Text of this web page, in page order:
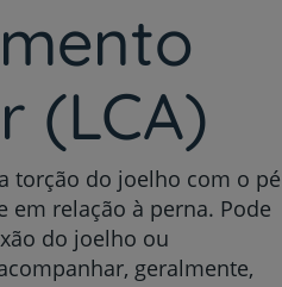
(LCA)
torção do joelho com o pé
relação à perna. Pode
do joelho ou
geralmente,